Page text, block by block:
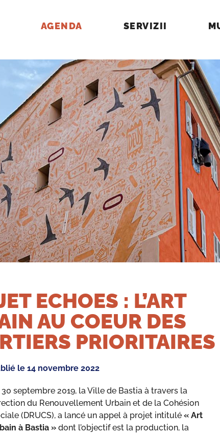
AGENDA SERVIZII
ECHOES : L’ART
AU COEUR DES
PRIORITAIRES
le 14 novembre 2022
30 septembre 2019, la Ville de Bastia à travers la
du Renouvellement Urbain et de la Cohésion
(DRUCS), a lancé un appel à projet intitulé « Art
à Bastia » dont l’objectif est la production, la